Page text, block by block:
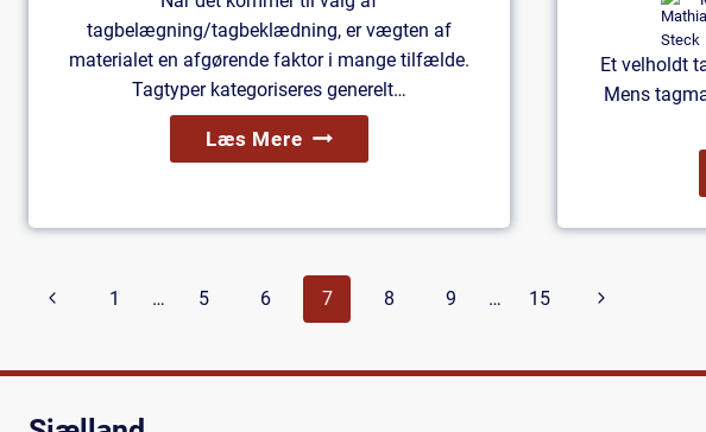
tagbelægning/tagbeklædning, er vægten af
materialet en afgørende faktor i mange tilfælde.
Tagtyper kategoriseres generelt…
Læs MereLette
Tagtyper:
Overblik
Et velholdt
Mens
Side
Forrige
1 … 5 6 7 8 9 … 15
Næste